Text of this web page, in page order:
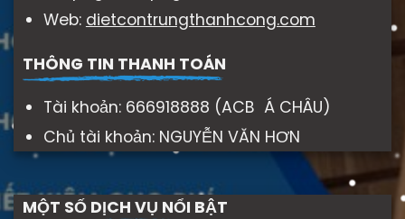
Web: dietcontrungthanhcong.com
THÔNG TIN THANH TOÁN
Tài khoản: 666918888 (ACB Á CHÂU)
Chủ tài khoản: NGUYỄN VĂN HƠN
MỘT SỐ DỊCH VỤ NỔI BẬT